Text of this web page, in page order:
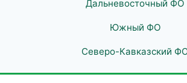
Дальневосточный ФО
Южный ФО
Северо-Кавказский